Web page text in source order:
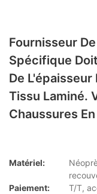
Fournisseur
Spécifique
De L'épaisseur
Tissu Laminé.
Chaussures
Matériel:
Paiement:
T/T,